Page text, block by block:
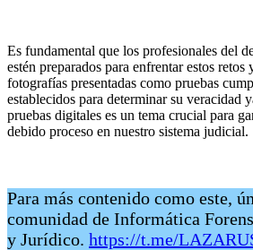
Es fundamental que los profesionales del
estén preparados para enfrentar estos retos
fotografías presentadas como pruebas
establecidos para determinar su veracidad
pruebas digitales es un tema crucial para
debido proceso en nuestro sistema judicial.
Para más contenido como este,
comunidad de Informática
y Jurídico. https://t.me/